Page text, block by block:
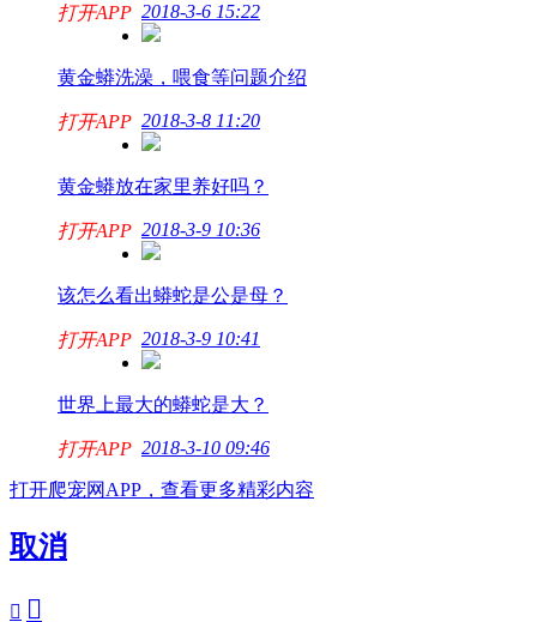
2018-3-6 15:22
打开APP
黄金蟒洗澡，喂食等问题介绍
2018-3-8 11:20
打开APP
黄金蟒放在家里养好吗？
2018-3-9 10:36
打开APP
该怎么看出蟒蛇是公是母？
2018-3-9 10:41
打开APP
世界上最大的蟒蛇是大？
2018-3-10 09:46
打开APP
打开爬宠网APP，查看更多精彩内容
取消
 